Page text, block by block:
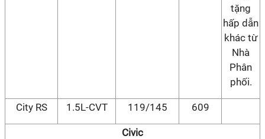
tặng
hấp dẫn
khác từ
Nhà
Phân
phối.
City RS 1.5L-CVT 119/145 609
Civic